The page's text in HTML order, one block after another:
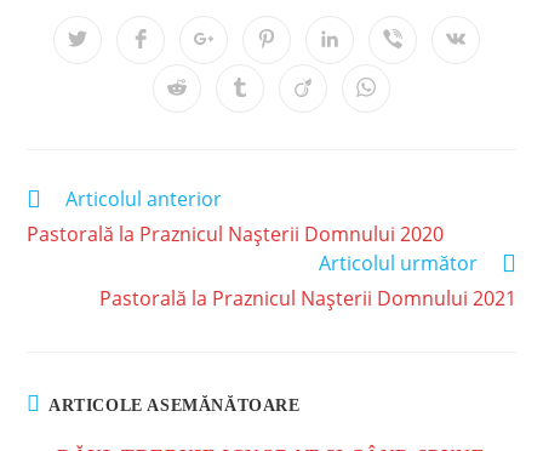
Articolul anterior
Pastorală la Praznicul Nașterii Domnului 2020
Articolul următor
Pastorală la Praznicul Nașterii Domnului 2021
ARTICOLE ASEMĂNĂTOARE